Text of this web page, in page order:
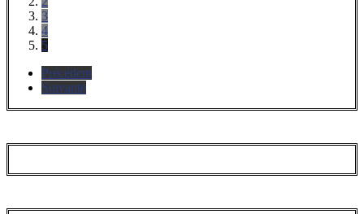
3
4
5
Précédent
Suivante